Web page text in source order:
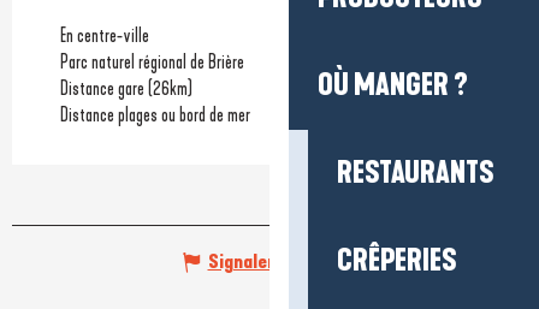
OÙ MANGER ?
RESTAURANTS
CRÊPERIES
En centre-ville
Parc naturel régional de Brière
Distance gare (26km)
Distance plages ou bord de mer
Signaler une erreur